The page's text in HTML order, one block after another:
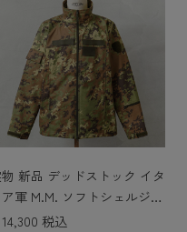
新品 デッドストック イタ
ア軍 M.M. ソフトシェルジャ
ット ベジタトカモ
14,300 税込